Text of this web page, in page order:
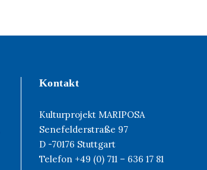
Kontakt
Kulturprojekt MARIPOSA
Senefelderstraße 97
D -70176 Stuttgart
Telefon +49 (0) 711 – 636 17 81